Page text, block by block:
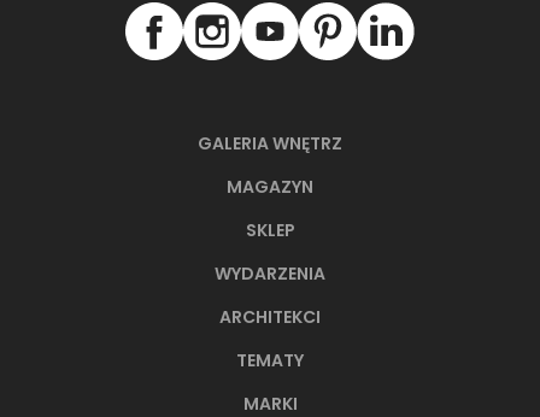
GALERIA WNĘTRZ
MAGAZYN
SKLEP
WYDARZENIA
ARCHITEKCI
TEMATY
MARKI